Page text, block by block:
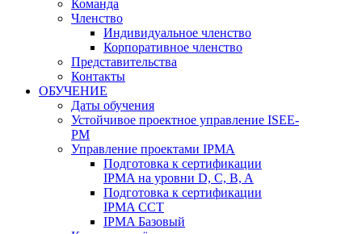
Команда
Членство
Индивидуальное членство
Корпоративное членство
Представительства
Контакты
ОБУЧЕНИЕ
Даты обучения
Устойчивое проектное управление ISEE-
PM
Управление проектами IPMA
Подготовка к сертификации
IPMA на уровни D, C, B, A
Подготовка к сертификации
IPMA CCT
IPMA Базовый